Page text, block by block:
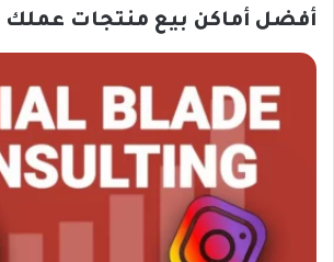
أفضل أماكن بيع منتجات عملك